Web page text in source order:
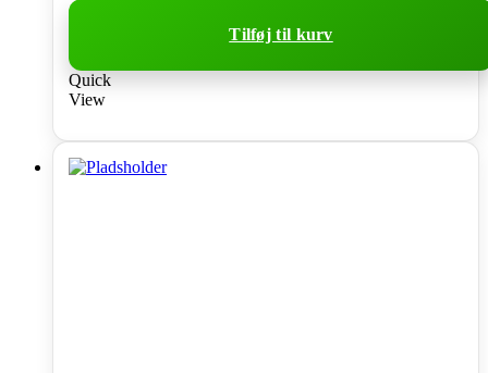
Tilføj til kurv
Quick
View